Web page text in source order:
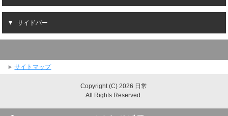
サイドバー
サイトマップ
Copyright (C) 2026 日常
All Rights Reserved.